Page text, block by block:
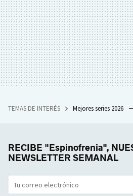
TEMAS DE INTERÉS Mejores series 2026
RECIBE "Espinofrenia",
NEWSLETTER SEMANAL